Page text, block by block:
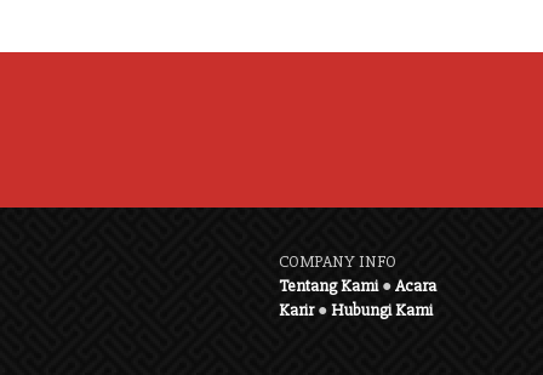
COMPANY INFO
Tentang Kami●Acara
Karir●Hubungi Kami